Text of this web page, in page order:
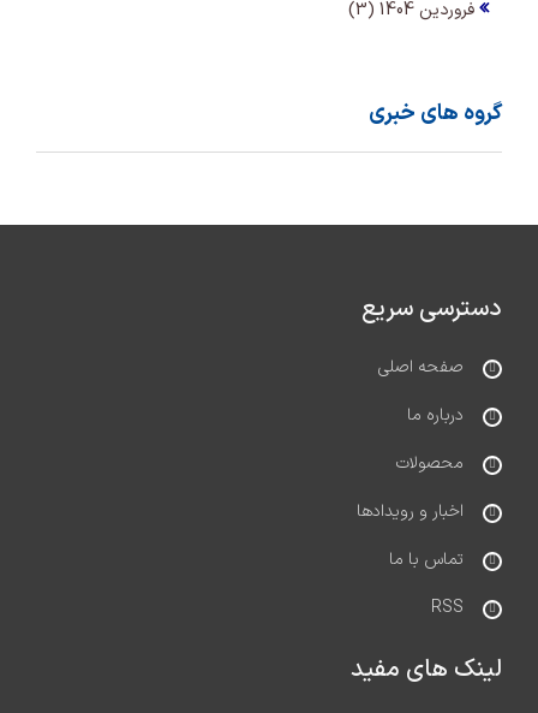
فروردین 1404 (3)
گروه های خبری
دسترسی سریع
صفحه اصلی
درباره ما
محصولات
اخبار و رویدادها
تماس با ما
RSS
لینک های مفید